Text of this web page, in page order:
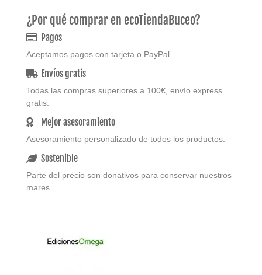
cantidad
¿Por qué comprar en ecoTiendaBuceo?
Pagos
Aceptamos pagos con tarjeta o PayPal.
Envíos gratis
Todas las compras superiores a 100€, envío express
gratis.
Mejor asesoramiento
Asesoramiento personalizado de todos los productos.
Sostenible
Parte del precio son donativos para conservar nuestros
mares.